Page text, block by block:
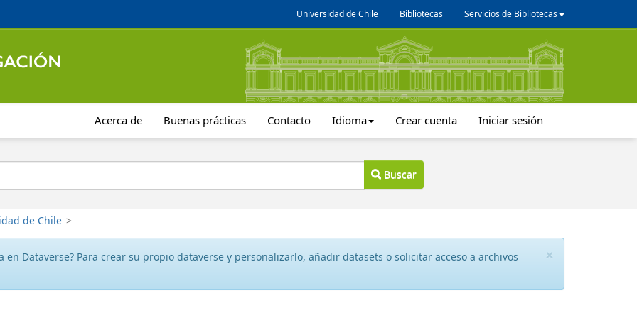
Universidad de Chile Bibliotecas Servicios de Bibliotecas
Acerca de Buenas prácticas Contacto Idioma Crear cuenta Iniciar sesión
Buscar
de Chile >
×
en Dataverse? Para crear su propio dataverse y personalizarlo, añadir datasets o solicitar acceso a archivos